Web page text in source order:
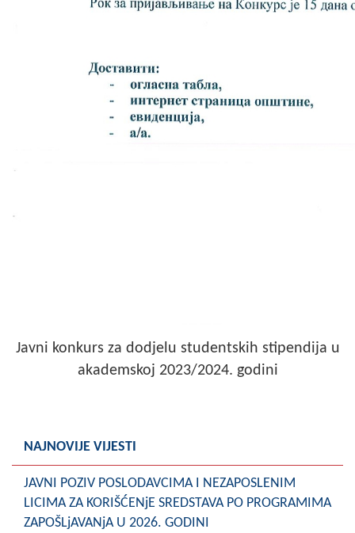
Javni konkurs za dodjelu studentskih stipendija u
akademskoj 2023/2024. godini
NAJNOVIJE VIJESTI
JAVNI POZIV POSLODAVCIMA I NEZAPOSLENIM
LICIMA ZA KORIŠĆENjE SREDSTAVA PO PROGRAMIMA
ZAPOŠLjAVANjA U 2026. GODINI